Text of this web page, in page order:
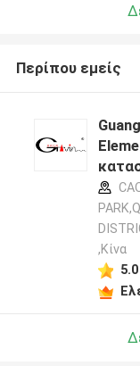
Περίπου εμείς
,Κίνα
5.0